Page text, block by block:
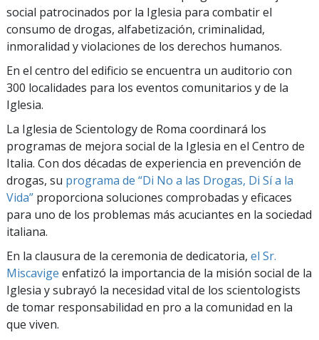
social patrocinados por la Iglesia para combatir el
consumo de drogas, alfabetización, criminalidad,
inmoralidad y violaciones de los derechos humanos.
En el centro del edificio se encuentra un auditorio con
300 localidades para los eventos comunitarios y de la
Iglesia.
La Iglesia de Scientology de Roma coordinará los
programas de mejora social de la Iglesia en el Centro de
Italia. Con dos décadas de experiencia en prevención de
drogas, su programa de “Di No a las Drogas, Di Sí a la
Vida” proporciona soluciones comprobadas y eficaces
para uno de los problemas más acuciantes en la sociedad
italiana.
En la clausura de la ceremonia de dedicatoria, el Sr.
Miscavige enfatizó la importancia de la misión social de la
Iglesia y subrayó la necesidad vital de los scientologists
de tomar responsabilidad en pro a la comunidad en la
que viven.